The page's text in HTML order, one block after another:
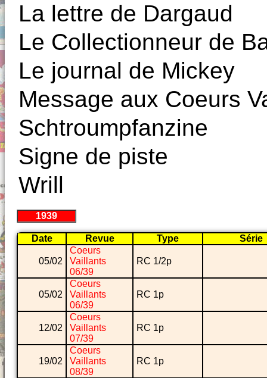
La lettre de Dargaud
Le Collectionneur de
Le journal de Mickey
Message aux Coeurs
Schtroumpfanzine
Signe de piste
Wrill
1939
Date Revue Type Série
05/02
Coeurs
Vaillants
06/39
RC 1/2p
05/02
Coeurs
Vaillants
06/39
RC 1p
12/02
Coeurs
Vaillants
07/39
RC 1p
19/02
Coeurs
Vaillants
08/39
RC 1p